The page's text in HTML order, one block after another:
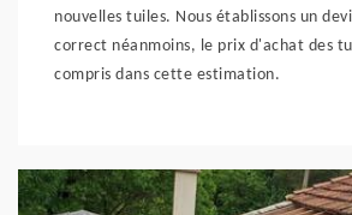
nouvelles tuiles. Nous établissons un
correct néanmoins, le prix d'achat des
compris dans cette estimation.